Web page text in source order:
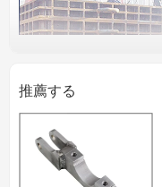
推薦する